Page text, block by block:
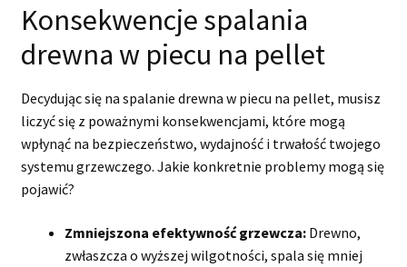
Konsekwencje spalania
drewna w piecu na pellet
Decydując się na spalanie drewna w piecu na pellet, musisz
liczyć się z poważnymi konsekwencjami, które mogą
wpłynąć na bezpieczeństwo, wydajność i trwałość twojego
systemu grzewczego. Jakie konkretnie problemy mogą się
pojawić?
Zmniejszona efektywność grzewcza:Drewno,
zwłaszcza o wyższej wilgotności, spala się mniej